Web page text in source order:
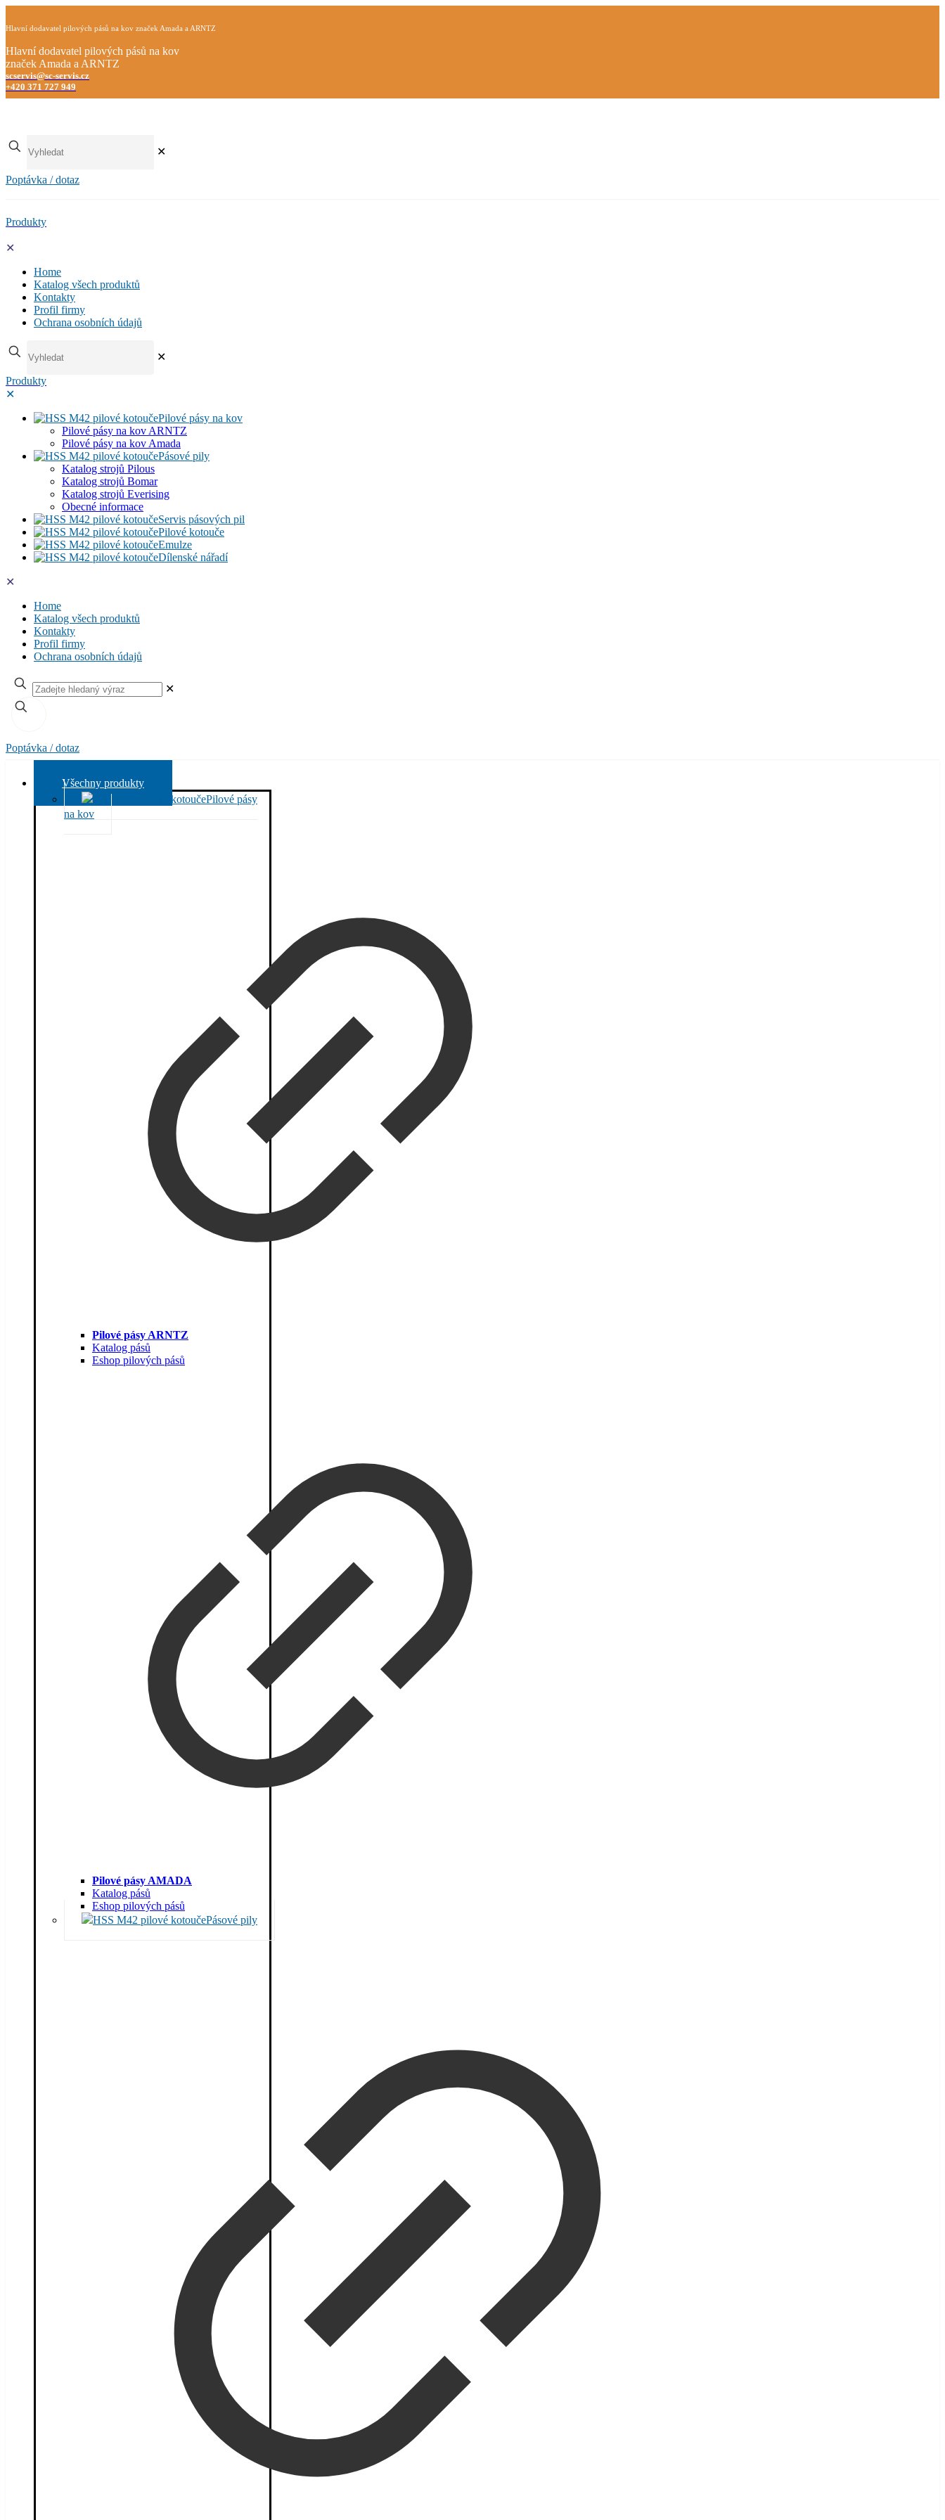
Hlavní dodavatel pilových pásů na kov značek Amada a ARNTZ
Hlavní dodavatel pilových pásů na kov
značek Amada a ARNTZ
scservis@sc-servis.cz
+420 371 727 949
✕
Poptávka / dotaz
Produkty
✕
Home
Katalog všech produktů
Kontakty
Profil firmy
Ochrana osobních údajů
✕
Produkty
✕
Pilové pásy na kov
Pilové pásy na kov ARNTZ
Pilové pásy na kov Amada
Pásové pily
Katalog strojů Pilous
Katalog strojů Bomar
Katalog strojů Everising
Obecné informace
Servis pásových pil
Pilové kotouče
Emulze
Dílenské nářadí
✕
Home
Katalog všech produktů
Kontakty
Profil firmy
Ochrana osobních údajů
✕
Poptávka / dotaz
Všechny produkty
Pilové pásy
na kov
Pilové pásy ARNTZ
Katalog pásů
Eshop pilových pásů
Pilové pásy AMADA
Katalog pásů
Eshop pilových pásů
Pásové pily